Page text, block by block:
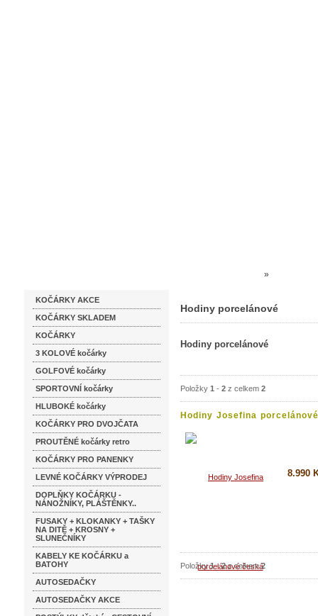
KOČÁRKY AKCE
KOČÁRKY SKLADEM
KOČÁRKY
3 KOLOVÉ kočárky
GOLFOVÉ kočárky
SPORTOVNÍ kočárky
HLUBOKÉ kočárky
KOČÁRKY PRO DVOJČATA
PROUTĚNÉ kočárky retro
KOČÁRKY PRO PANENKY
LEVNÉ KOČÁRKY VÝPRODEJ
DOPLŇKY KOČÁRKU -
NÁNOŽNÍKY, PLÁŠTĚNKY..
FUSAKY + KLOKANKY + TAŠKY
NA DITĚ + KROSNY +
SLUNEČNÍKY
KABELY KE KOČÁRKU a
BATOHY
AUTOSEDAČKY
AUTOSEDAČKY AKCE
»
Hodiny porcelánové
Hodiny porcelánové
Položky 1 - 2 z celkem 2
Hodiny Josefina
8.990
Položky1-2z celkem2